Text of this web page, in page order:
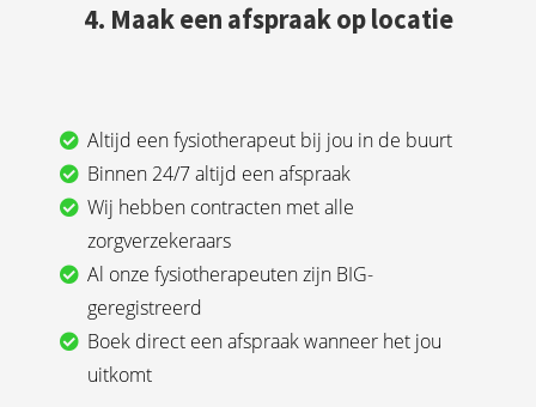
4. Maak een afspraak op locatie
Altijd een fysiotherapeut bij jou in de buurt
Binnen 24/7 altijd een afspraak
Wij hebben contracten met alle
zorgverzekeraars
Al onze fysiotherapeuten zijn BIG-
geregistreerd
Boek direct een afspraak wanneer het jou
uitkomt